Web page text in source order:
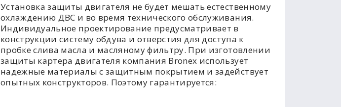
Установка защиты двигателя не будет мешать естественному
охлаждению ДВС и во время технического обслуживания.
Индивидуальное проектирование предусматривает в
конструкции систему обдува и отверстия для доступа к
пробке слива масла и масляному фильтру. При изготовлении
защиты картера двигателя компания Bronex использует
надежные материалы с защитным покрытием и задействует
опытных конструкторов. Поэтому гарантируется: